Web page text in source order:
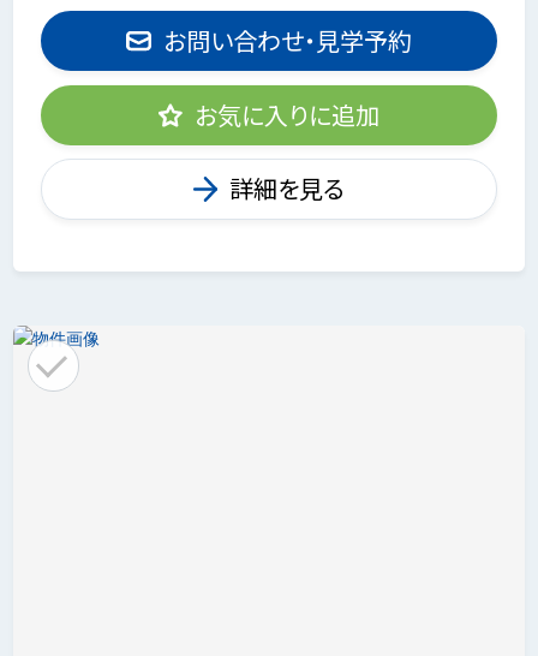
お問い合わせ・見学予約
お気に入りに追加
詳細を見る